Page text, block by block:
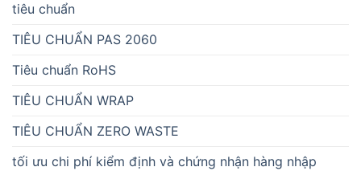
tiêu chuẩn
TIÊU CHUẨN PAS 2060
Tiêu chuẩn RoHS
TIÊU CHUẨN WRAP
TIÊU CHUẨN ZERO WASTE
tối ưu chi phí kiểm định và chứng nhận hàng nhập